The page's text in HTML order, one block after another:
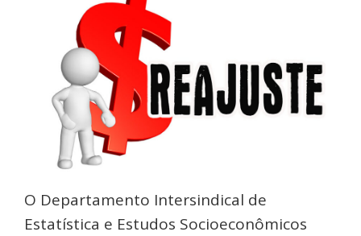
O Departamento Intersindical de
Estatística e Estudos Socioeconômicos